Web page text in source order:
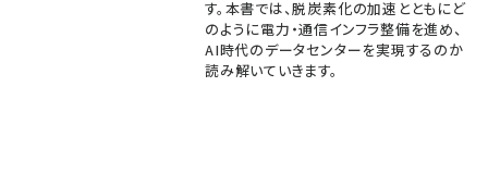
す。本書では、脱炭素化の加速とともにど
のように電力・通信インフラ整備を進め、
AI時代のデータセンターを実現するのか
読み解いていきます。